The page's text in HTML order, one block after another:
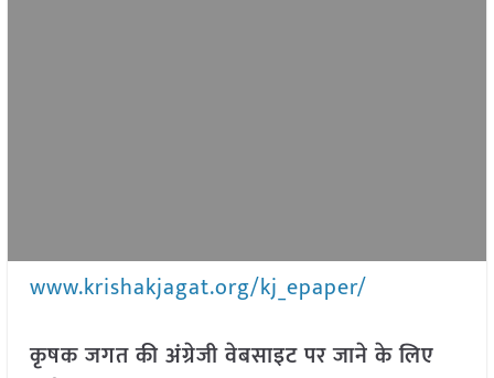
www.krishakjagat.org/kj_epaper/
कृषक जगत की अंग्रेजी वेबसाइट पर जाने के लिए